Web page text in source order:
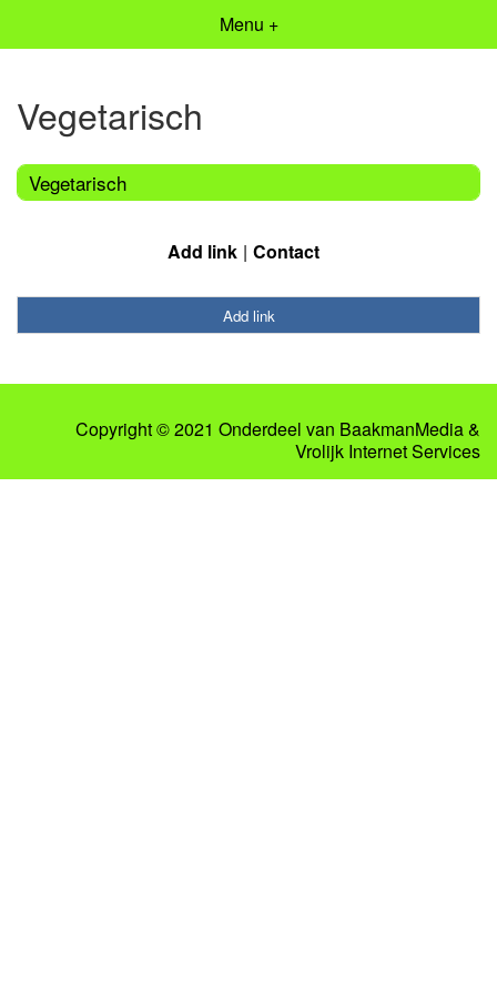
Menu +
Vegetarisch
Vegetarisch
Add link Contact
Add link
Copyright © 2021 Onderdeel van BaakmanMedia&
Vrolijk Internet Services